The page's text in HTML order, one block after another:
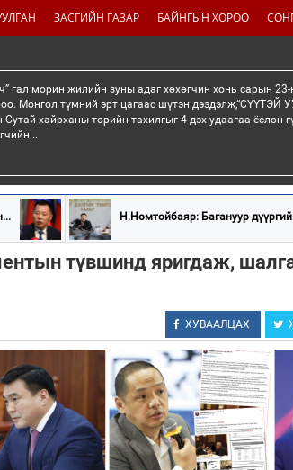
ЗАСГИЙН ГАЗАР БАЙНГЫН ХОРОО
гал морин жилийн зуны адаг хөхөгчин хонь сарын
Монгол түмний эрт цагаас шүтэн дээдэлж,“СҮҮТЭЙ
Сутай хайрханы төрийн тахилгыг 4 дэх удаагаа
Н.Номтойбаяр: Багануур
түвшинд яригдаж,
ХУВААЛЦАХ